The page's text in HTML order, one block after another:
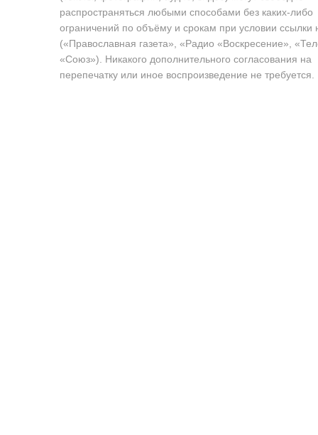
распространяться любыми способами без каких-либо
ограничений по объёму и срокам при условии ссылки
(«Православная газета», «Радио «Воскресение»,
«Союз»). Никакого дополнительного согласования на
перепечатку или иное воспроизведение не требуется.